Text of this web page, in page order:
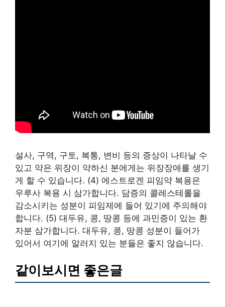
설사, 구역, 구토, 복통, 변비 등의 증상이 나타날 수
있고 약은 위장이 약하신 분에게는 위장장애를 생기
게 할 수 있습니다. (4) 에스트로겐 피임약 복용은
우루사 복용 시 삼가합니다. 담증의 콜레스테롤을
감소시키는 성분이 피임제에 들어 있기에 주의해야
합니다. (5) 대두유, 콩, 땅콩 등에 과민증이 있는 환
자분 삼가합니다. 대두유, 콩, 땅콩 성분이 들어가
있어서 여기에 알러지 있는 분들은 좋지 않습니다.
같이보시면 좋은글